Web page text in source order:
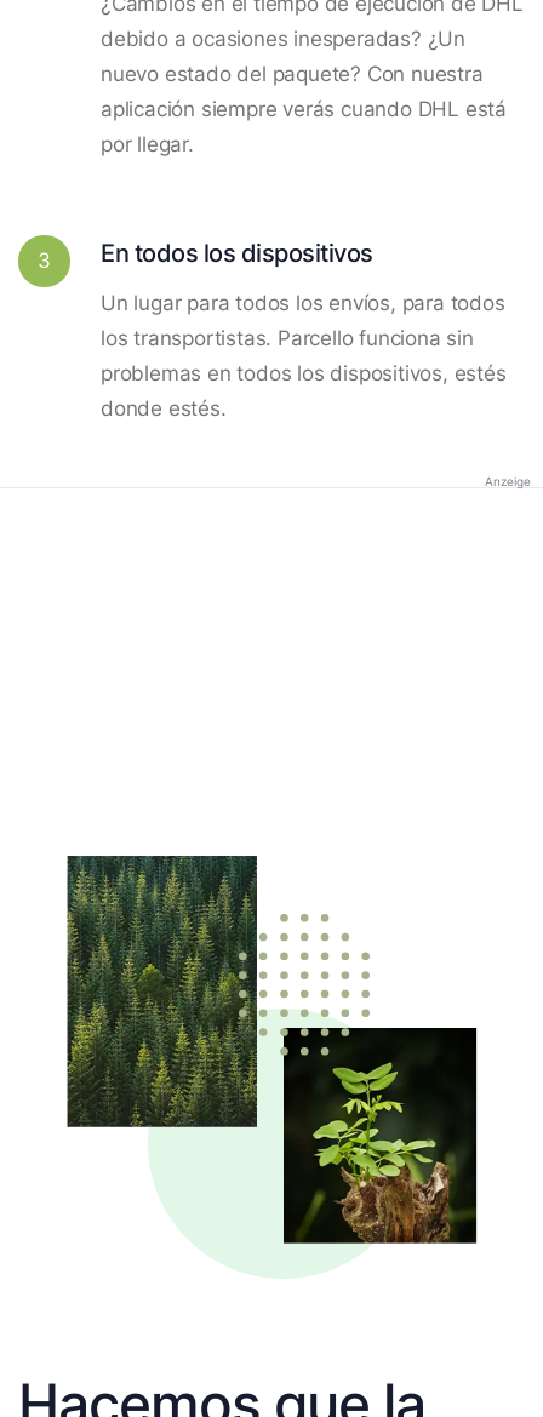
debido a ocasiones inesperadas? ¿Un
nuevo estado del paquete? Con nuestra
aplicación siempre verás cuando DHL está
por llegar.
3 En todos los dispositivos
Un lugar para todos los envíos, para todos
los transportistas. Parcello funciona sin
problemas en todos los dispositivos, estés
donde estés.
Anzeige
Hacemos que la